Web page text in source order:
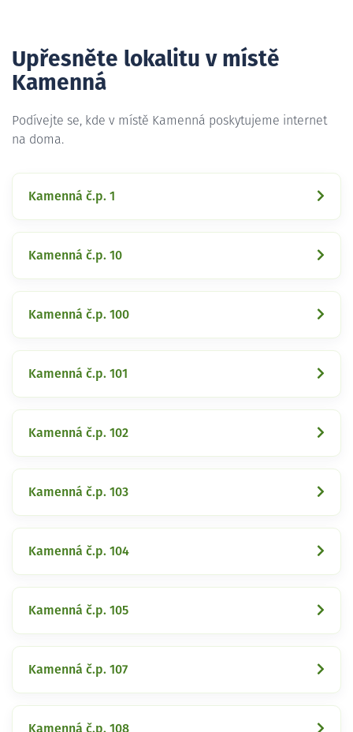
Upřesněte lokalitu v místě
Kamenná
Podívejte se, kde v místě Kamenná poskytujeme internet
na doma.
Kamenná č.p. 1
Kamenná č.p. 10
Kamenná č.p. 100
Kamenná č.p. 101
Kamenná č.p. 102
Kamenná č.p. 103
Kamenná č.p. 104
Kamenná č.p. 105
Kamenná č.p. 107
Kamenná č.p. 108